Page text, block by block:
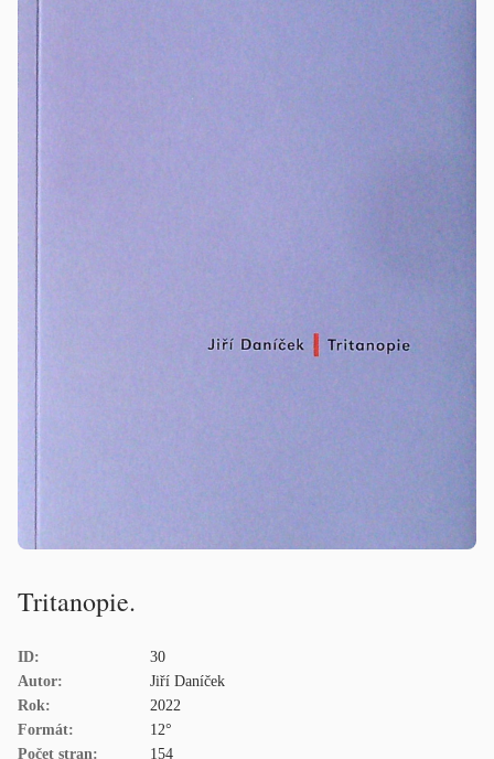
Tritanopie.
ID:
30
Autor:
Jiří Daníček
Rok:
2022
Formát:
12°
Počet stran:
154